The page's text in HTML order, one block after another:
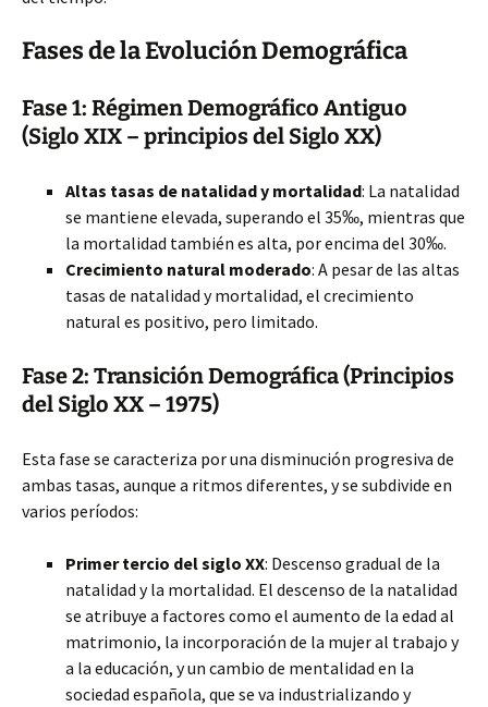
Fases de la Evolución Demográfica
Fase 1: Régimen Demográfico Antiguo
(Siglo XIX – principios del Siglo XX)
Altas tasas de natalidad y mortalidad: La natalidad
se mantiene elevada, superando el 35‰, mientras que
la mortalidad también es alta, por encima del 30‰.
Crecimiento natural moderado: A pesar de las altas
tasas de natalidad y mortalidad, el crecimiento
natural es positivo, pero limitado.
Fase 2: Transición Demográfica (Principios
del Siglo XX – 1975)
Esta fase se caracteriza por una disminución progresiva de
ambas tasas, aunque a ritmos diferentes, y se subdivide en
varios períodos:
Primer tercio del siglo XX: Descenso gradual de la
natalidad y la mortalidad. El descenso de la natalidad
se atribuye a factores como el aumento de la edad al
matrimonio, la incorporación de la mujer al trabajo y
a la educación, y un cambio de mentalidad en la
sociedad española, que se va industrializando y